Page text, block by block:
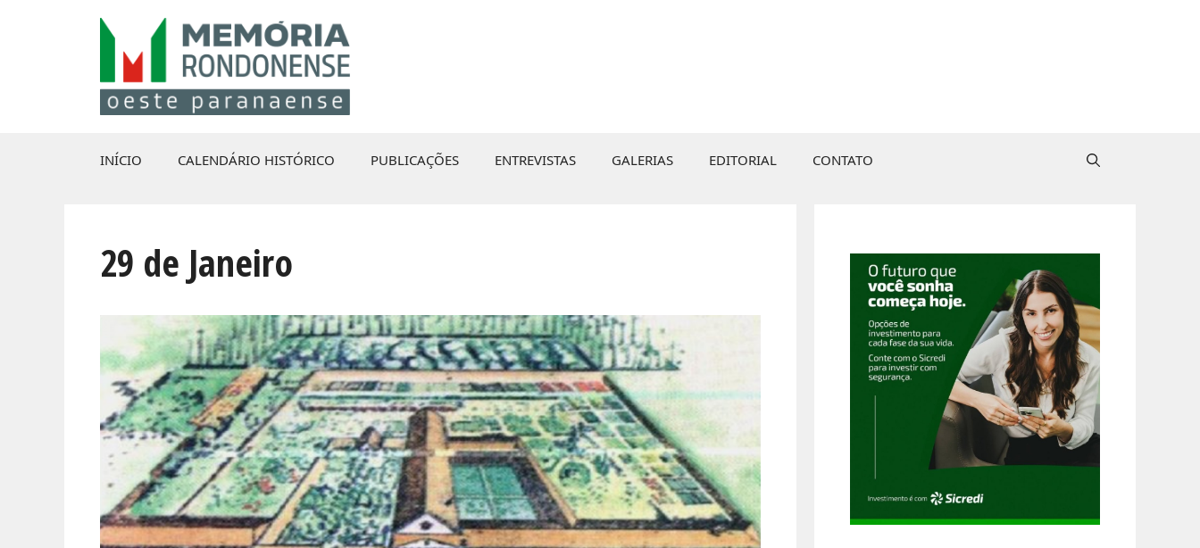
INÍCIO CALENDÁRIO HISTÓRICO PUBLICAÇÕES ENTREVISTAS GALERIAS EDITORIAL CONTATO
29 de Janeiro